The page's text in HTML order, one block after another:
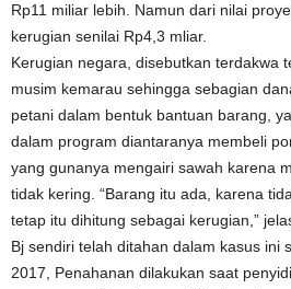
Rp11 miliar lebih. Namun dari nilai
kerugian senilai Rp4,3 mliar.
Kerugian negara, disebutkan terdakwa
musim kemarau sehingga sebagian
petani dalam bentuk bantuan barang,
dalam program diantaranya membeli
yang gunanya mengairi sawah karena
tidak kering. “Barang itu ada, karena
tetap itu dihitung sebagai kerugian,”
Bj sendiri telah ditahan dalam kasus ini
2017, Penahanan dilakukan saat